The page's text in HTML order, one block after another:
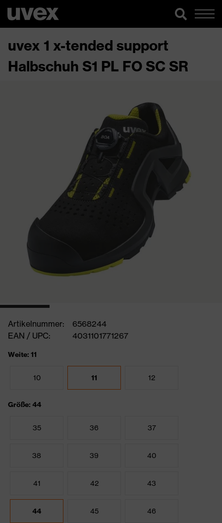
uvex 1 x-tended support
Halbschuh S1 PL FO SC SR
Artikelnummer:
6568244
EAN / UPC:
4031101771267
Weite: 11
10 11 12
Größe: 44
35 36 37
38 39 40
41 42 43
44 45 46